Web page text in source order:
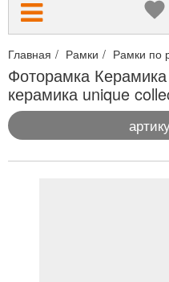
Главная Рамки Рамки по
Фоторамка
керамика unique